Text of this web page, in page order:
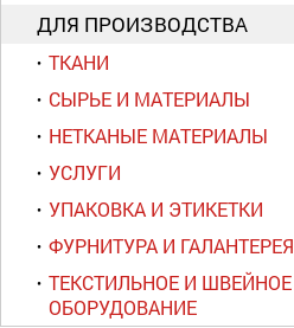
ДЛЯ ПРОИЗВОДСТВА
ТКАНИ
СЫРЬЕ И МАТЕРИАЛЫ
НЕТКАНЫЕ МАТЕРИАЛЫ
УСЛУГИ
УПАКОВКА И ЭТИКЕТКИ
ФУРНИТУРА И ГАЛАНТЕРЕЯ
ТЕКСТИЛЬНОЕ И ШВЕЙНОЕ
ОБОРУДОВАНИЕ